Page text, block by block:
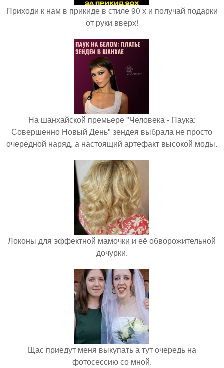
Приходи к нам в прикиде в стиле 90 х и получай подарки
от руки вверх!
На шанхайской премьере "Человека - Паука:
Совершенно Новый День" зендея выбрала не просто
очередной наряд, а настоящий артефакт высокой моды.
Локоны для эффектной мамочки и её обворожительной
дочурки.
Щас приедут меня выкупать а тут очередь на
фотосессию со мной.